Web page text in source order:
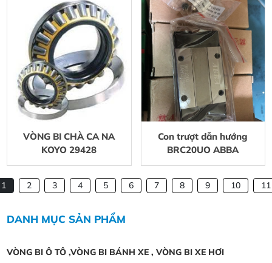
VÒNG BI CHÀ CA NA
KOYO 29428
Con trượt dẫn hướng
BRC20UO ABBA
1 2 3 4 5 6 7 8 9 10 11
DANH MỤC SẢN PHẨM
VÒNG BI Ô TÔ ,VÒNG BI BÁNH XE , VÒNG BI XE HƠI